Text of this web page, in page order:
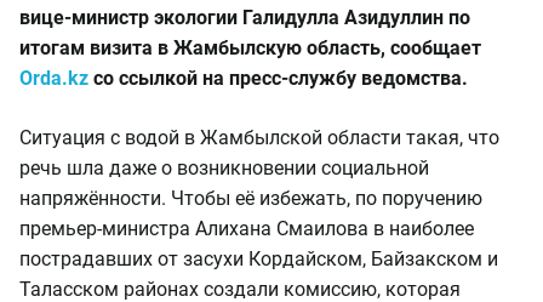
вице-министр экологии Галидулла Азидуллин по
итогам визита в Жамбылскую область, сообщает
Orda.kz со ссылкой на пресс-службу ведомства.
Ситуация с водой в Жамбылской области такая, что
речь шла даже о возникновении социальной
напряжённости. Чтобы её избежать, по поручению
премьер-министра Алихана Смаилова в наиболее
пострадавших от засухи Кордайском, Байзакском и
Таласском районах создали комиссию, которая